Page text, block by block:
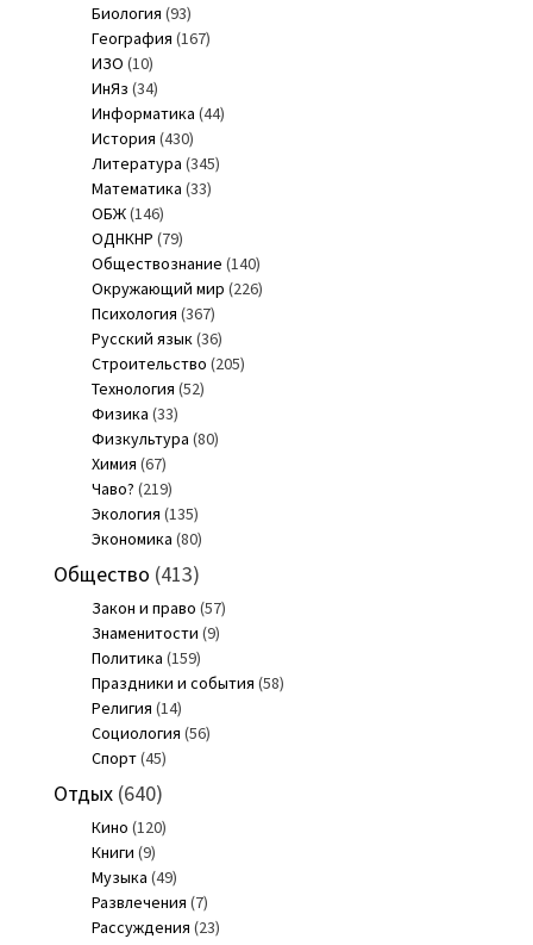
Биология (93)
География (167)
ИЗО (10)
ИнЯз (34)
Информатика (44)
История (430)
Литература (345)
Математика (33)
ОБЖ(146)
ОДНКНР (79)
Обществознание (140)
Окружающий мир (226)
Психология (367)
Русский язык(36)
Строительство (205)
Технология (52)
Физика (33)
Физкультура (80)
Химия (67)
Чаво? (219)
Экология (135)
Экономика (80)
Общество (413)
Закон и право (57)
Знаменитости (9)
Политика (159)
Праздники и события (58)
Религия (14)
Социология (56)
Спорт(45)
Отдых(640)
Кино (120)
Книги (9)
Музыка (49)
Развлечения (7)
Рассуждения (23)